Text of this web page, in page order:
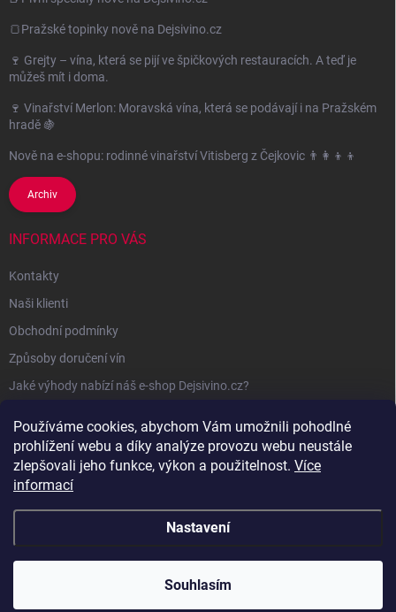
Používáme cookies, abychom Vám umožnili pohodlné
prohlížení webu a díky analýze provozu webu neustále
zlepšovali jeho funkce, výkon a použitelnost. Více
informací
Nastavení
Souhlasím
🍞Pražské topinky nově na Dejsivino.cz
🍷 Grejty – vína, která se pijí ve špičkových restauracích. A teď je
můžeš mít i doma.
🍷 Vinařství Merlon: Moravská vína, která se podávají i na Pražském
hradě 🍇
Nově na e-shopu: rodinné vinařství Vitisberg z Čejkovic 👨‍👩‍👦‍👦
Archiv
INFORMACE PRO VÁS
Kontakty
Naši klienti
Obchodní podmínky
Způsoby doručení vín
Jaké výhody nabízí náš e-shop Dejsivino.cz?
Dejsivino.cz. Všechna práva vyhrazena.